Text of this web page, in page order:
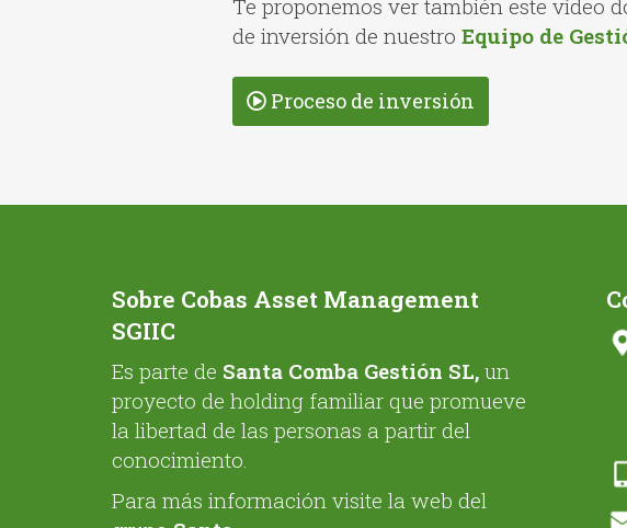
Te proponemos ver también este vídeo
de inversión de nuestro Equipo de
Proceso de inversión
Sobre Cobas Asset Management
SGIIC
Es parte de Santa Comba Gestión SL, un
proyecto de holding familiar que promueve
la libertad de las personas a partir del
conocimiento.
Para más información visite la web del